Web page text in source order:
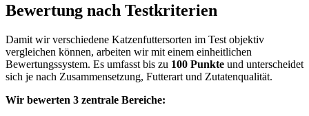
Bewertung nach Testkriterien
Damit wir verschiedene Katzenfuttersorten im Test objektiv
vergleichen können, arbeiten wir mit einem einheitlichen
Bewertungssystem. Es umfasst bis zu 100 Punkte und unterscheidet
sich je nach Zusammensetzung, Futterart und Zutatenqualität.
Wir bewerten 3 zentrale Bereiche: